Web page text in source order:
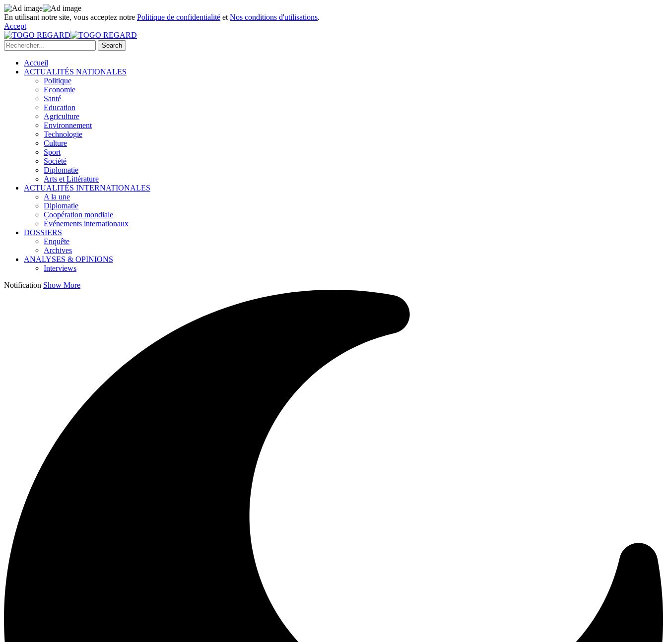
En utilisant notre site, vous acceptez notre Politique de confidentialité et Nos conditions d'utilisations.
Accept
Accueil
ACTUALITÉS NATIONALES
Politique
Economie
Santé
Education
Agriculture
Environnement
Technologie
Culture
Sport
Société
Diplomatie
Arts et Littérature
ACTUALITÉS INTERNATIONALES
A la une
Diplomatie
Coopération mondiale
Événements internationaux
DOSSIERS
Enquête
Archives
ANALYSES & OPINIONS
Interviews
Notification Show More